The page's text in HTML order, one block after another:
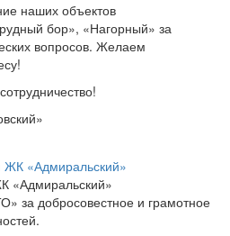
наших объектов
бор», «Нагорный» за
вопросов. Желаем
«Адмиральский»
за добросовестное и грамотное